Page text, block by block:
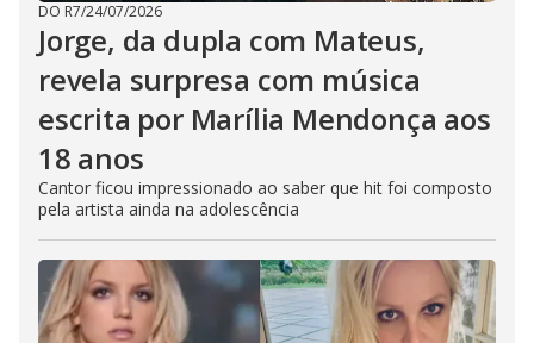
DO R7/24/07/2026
Jorge, da dupla com Mateus,
revela surpresa com música
escrita por Marília Mendonça aos
18 anos
Cantor ficou impressionado ao saber que hit foi composto
pela artista ainda na adolescência